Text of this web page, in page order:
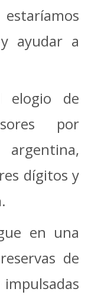
ayudar a
elogio de
por
dígitos y
en una
de